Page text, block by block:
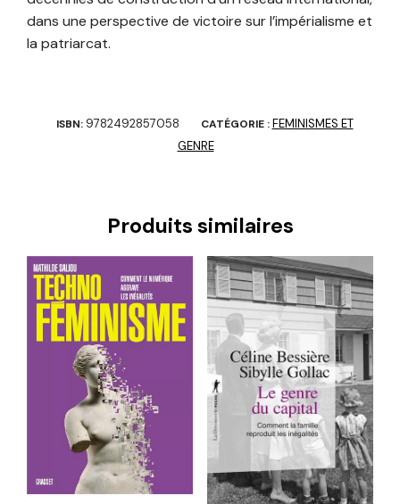
dans une perspective de victoire sur l’impérialisme et
la patriarcat.
ISBN: 9782492857058 CATÉGORIE :FEMINISMES ET
GENRE
Produits similaires